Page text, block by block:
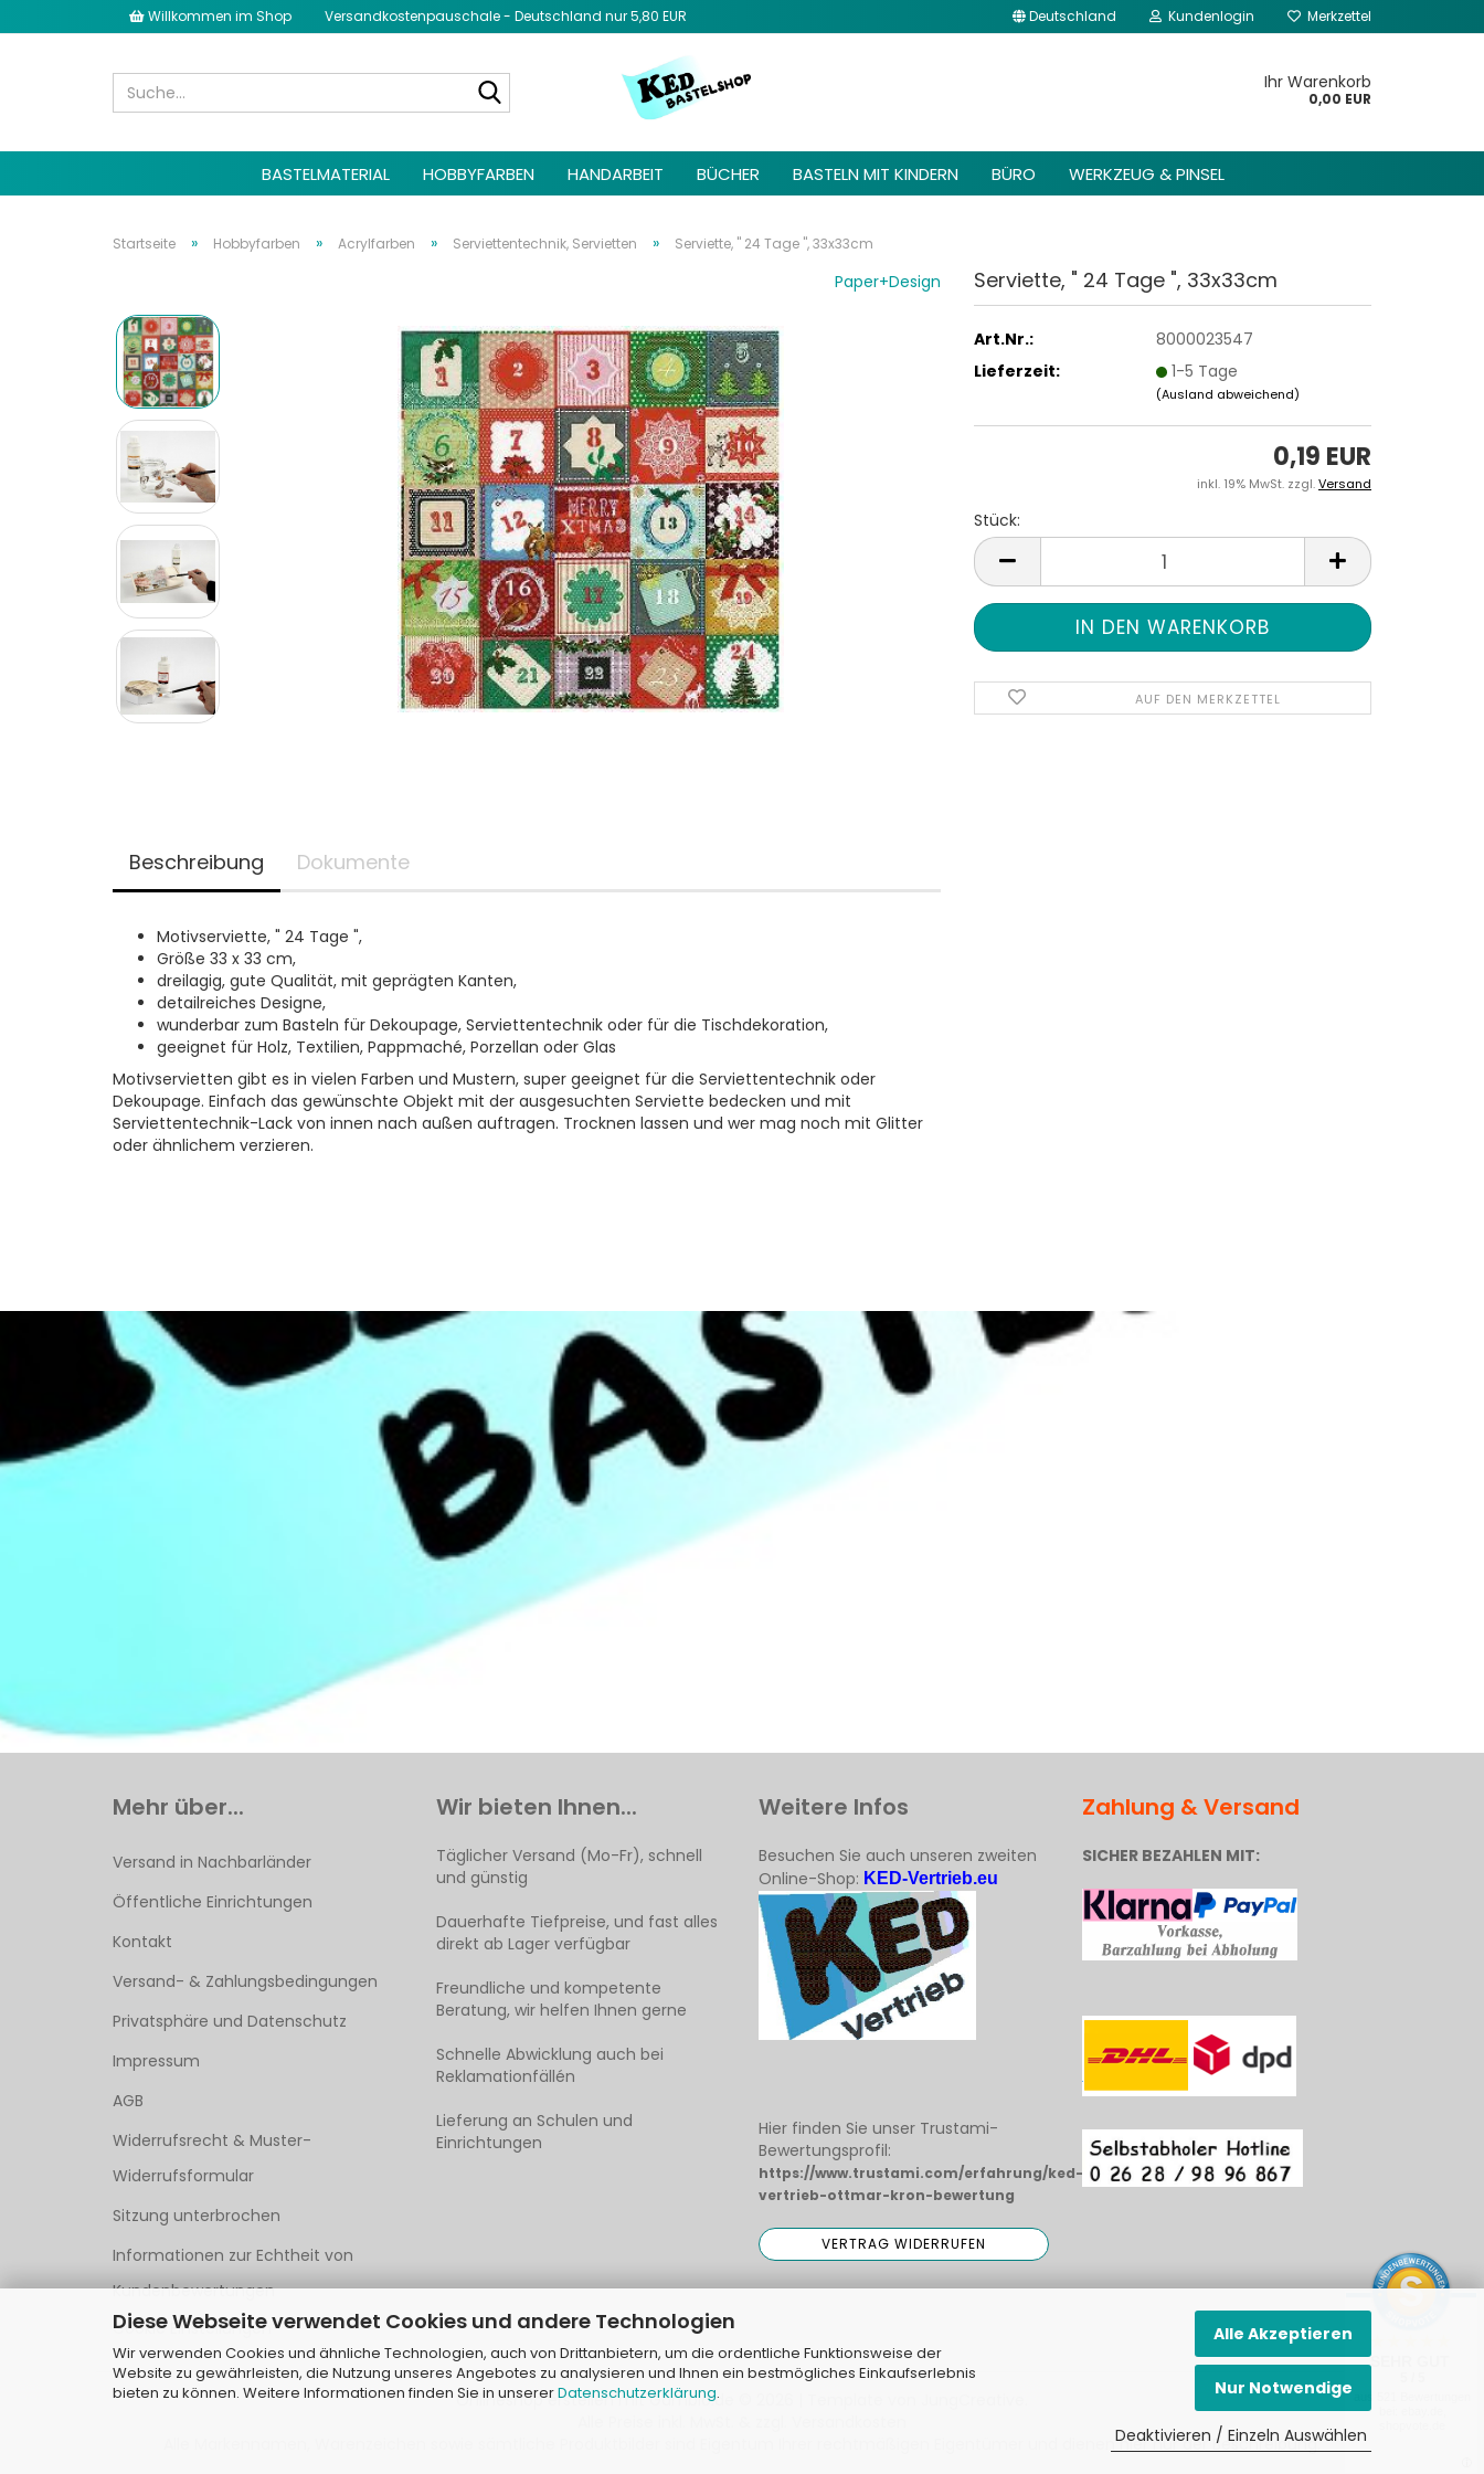
Diese Webseite verwendet Cookies und andere Technologien
Wir verwenden Cookies und ähnliche Technologien, auch von Drittanbietern, um die ordentliche Funktionsweise der
Website zu gewährleisten, die Nutzung unseres Angebotes zu analysieren und Ihnen ein bestmögliches Einkaufserlebnis
bieten zu können. Weitere Informationen finden Sie in unsererDatenschutzerklärung.
Alle Akzeptieren
Nur Notwendige
Deaktivieren / Einzeln Auswählen
Willkommen im Shop Versandkostenpauschale - Deutschland nur 5,80 EUR Deutschland Kundenlogin Merkzettel
Ihr Warenkorb
0,00 EUR
BASTELMATERIAL HOBBYFARBEN HANDARBEIT BÜCHER BASTELN MIT KINDERN BÜRO WERKZEUG & PINSEL
Startseite » Hobbyfarben » Acrylfarben » Serviettentechnik, Servietten » Serviette, " 24 Tage ", 33x33cm
Paper+Design Serviette, " 24 Tage ", 33x33cm
Art.Nr.:
8000023547
Lieferzeit:
1-5 Tage
(Ausland abweichend)
0,19 EUR
inkl. 19% MwSt. zzgl.Versand
Stück:
Stück
AUF DEN MERKZETTEL
Beschreibung Dokumente
Motivserviette, " 24 Tage ",
Größe 33 x 33 cm,
dreilagig, gute Qualität, mit geprägten Kanten,
detailreiches Designe,
wunderbar zum Basteln für Dekoupage, Serviettentechnik oder für die Tischdekoration,
geeignet für Holz, Textilien, Pappmaché, Porzellan oder Glas
Motivservietten gibt es in vielen Farben und Mustern, super geeignet für die Serviettentechnik oder
Dekoupage. Einfach das gewünschte Objekt mit der ausgesuchten Serviette bedecken und mit
Serviettentechnik-Lack von innen nach außen auftragen. Trocknen lassen und wer mag noch mit Glitter
oder ähnlichem verzieren.
Mehr über...
Versand in Nachbarländer
Öffentliche Einrichtungen
Kontakt
Versand- & Zahlungsbedingungen
Privatsphäre und Datenschutz
Impressum
AGB
Widerrufsrecht & Muster-
Widerrufsformular
Sitzung unterbrochen
Informationen zur Echtheit von
Kundenbewertungen
Cookie Einstellungen
Wir bieten Ihnen...
Täglicher Versand (Mo-Fr), schnell
und günstig
Dauerhafte Tiefpreise, und fast alles
direkt ab Lager verfügbar
Freundliche und kompetente
Beratung, wir helfen Ihnen gerne
Schnelle Abwicklung auch bei
Reklamationfällén
Lieferung an Schulen und
Einrichtungen
Weitere Infos
Besuchen Sie auch unseren zweiten
Online-Shop: KED-Vertrieb.eu
Hier finden Sie unser Trustami-
Bewertungsprofil:
https://www.trustami.com/erfahrung/ked-
vertrieb-ottmar-kron-bewertung
Zahlung & Versand
SICHER BEZAHLEN MIT:
Onlineshop erstellenmit Gambio.de © 2026 | Template von
Alle Markennamen, Warenzeichen sowie sämtliche Produktbilder sind Eigentum Ihrer rechtmäßigen Eigentümer und dienen hier nur der Beschreibung.
SEHR GUT